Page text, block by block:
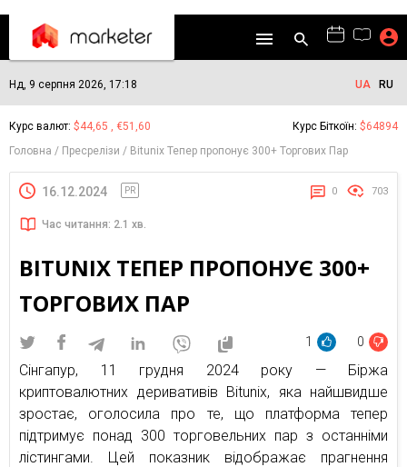
Нд, 9 серпня 2026, 17:18 UA RU
Курс валют: $44,65 , €51,60 Курс Біткоїн: $64894
Головна
Пресрелізи Bitunix Тепер пропонує 300+ Торгових Пар
16.12.2024 PR 0 703
Час читання: 2.1 хв.
BITUNIX ТЕПЕР ПРОПОНУЄ 300+
ТОРГОВИХ ПАР
1 0
Сінгапур, 11 грудня 2024 року — Біржа
криптовалютних деривативів Bitunix, яка найшвидше
зростає, оголосила про те, що платформа тепер
підтримує понад 300 торговельних пар з останніми
лістингами. Цей показник відображає прагнення